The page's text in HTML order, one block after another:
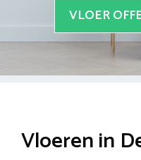
VLOER
Vloeren in